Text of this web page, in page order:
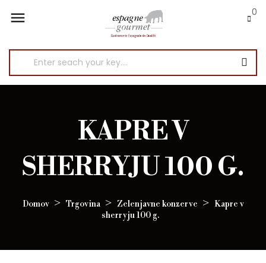
 0
KAPRE V
SHERRYJU 100 G.
Domov Trgovina Zelenjavne konzerve
Kapre v
sherryju 100 g.